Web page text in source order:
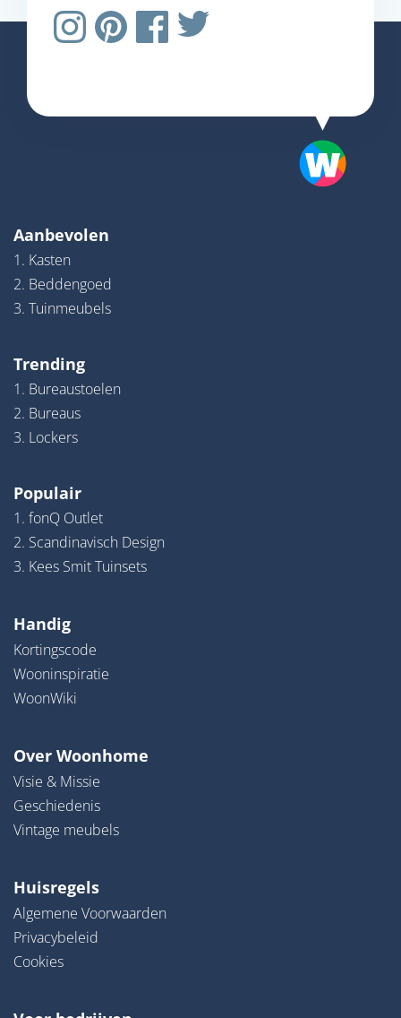
Aanbevolen
1. Kasten
2. Beddengoed
3. Tuinmeubels
Trending
1. Bureaustoelen
2. Bureaus
3. Lockers
Populair
1. fonQ Outlet
2. Scandinavisch Design
3. Kees Smit Tuinsets
Handig
Kortingscode
Wooninspiratie
WoonWiki
Over Woonhome
Visie & Missie
Geschiedenis
Vintage meubels
Huisregels
Algemene Voorwaarden
Privacybeleid
Cookies